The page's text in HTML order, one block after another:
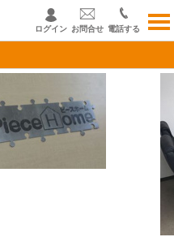
ログイン お問合せ 電話する